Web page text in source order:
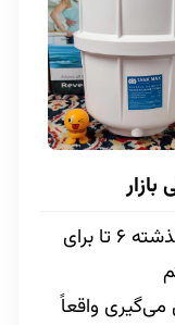
از این دستگاه در طول سه سال گذشته ۶ تا برای
واقعاً